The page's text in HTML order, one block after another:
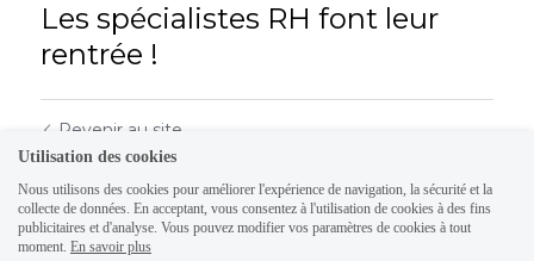
Les spécialistes RH font leur
rentrée !
Revenir au site
Utilisation des cookies
Nous utilisons des cookies pour améliorer l'expérience de navigation, la sécurité et la
collecte de données. En acceptant, vous consentez à l'utilisation de cookies à des fins
publicitaires et d'analyse. Vous pouvez modifier vos paramètres de cookies à tout
moment. En savoir plus